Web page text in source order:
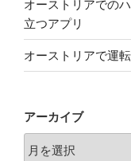
オーストリアでの
立つアプリ
オーストリアで運
アーカイブ